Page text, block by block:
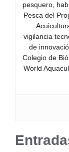
pesquero,
Pesca del
vigilancia
de
Colegio de
World